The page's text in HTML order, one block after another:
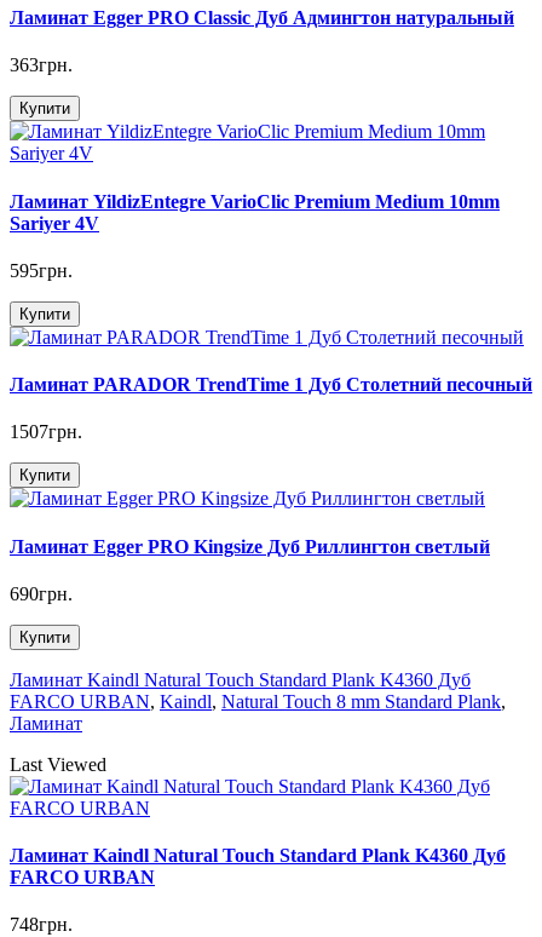
Ламинат Egger PRO Classic Дуб Админгтон натуральный
363грн.
Купити
Ламинат YildizEntegre VarioClic Premium Medium 10mm
Sariyer 4V
595грн.
Купити
Ламинат PARADOR TrendTime 1 Дуб Столетний песочный
1507грн.
Купити
Ламинат Egger PRO Kingsize Дуб Риллингтон светлый
690грн.
Купити
Ламинат Kaindl Natural Touch Standard Plank K4360 Дуб
FARCO URBAN, Kaindl, Natural Touch 8 mm Standard Plank,
Ламинат
Last Viewed
Ламинат Kaindl Natural Touch Standard Plank K4360 Дуб
FARCO URBAN
748грн.